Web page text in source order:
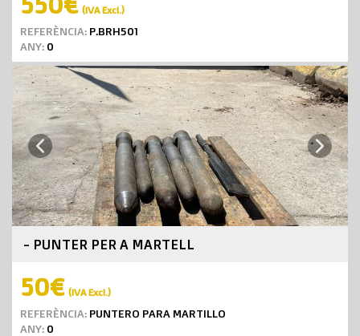
(IVA Excl.)
REFERÈNCIA: P.BRH501
ANY: 0
Previous Next
- PUNTER PER A MARTELL
50€ (IVA Excl.)
REFERÈNCIA: PUNTERO PARA MARTILLO
ANY: 0